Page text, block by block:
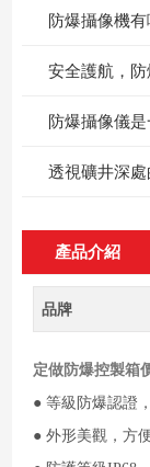
防爆攝像機
安全護航，
防爆攝像儀
透視礦井深
產品介紹
品牌
定做防爆控製箱
● 等級防爆認證
● 外形美觀，方